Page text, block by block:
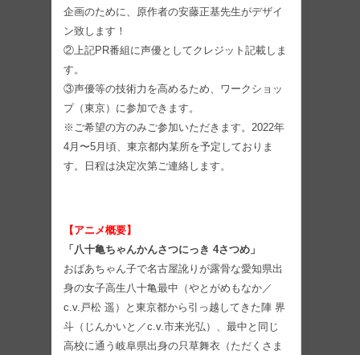
企画のために、原作者の安藤正基先生がデザイ
ン致します！
②上記PR番組に声優としてクレジット記載しま
す。
③声優等の技術力を高めるため、ワークショッ
プ（東京）に参加できます。
※ご希望の方のみご参加いただきます。2022年
4月〜5月頃、東京都内某所を予定しておりま
す。日程は決定次第ご連絡します。
【アニメ概要】
「八十亀ちゃんかんさつにっき 4さつめ」
おばあちゃん子で名古屋訛りが露骨な愛知県出
身の女子高生八十亀最中（やとがめもなか／
c.v.戸松 遥）と東京都から引っ越してきた陣 界
斗（じんかいと／c.v.市来光弘）、最中と同じ
高校に通う岐阜県出身の只草舞衣（ただくさま